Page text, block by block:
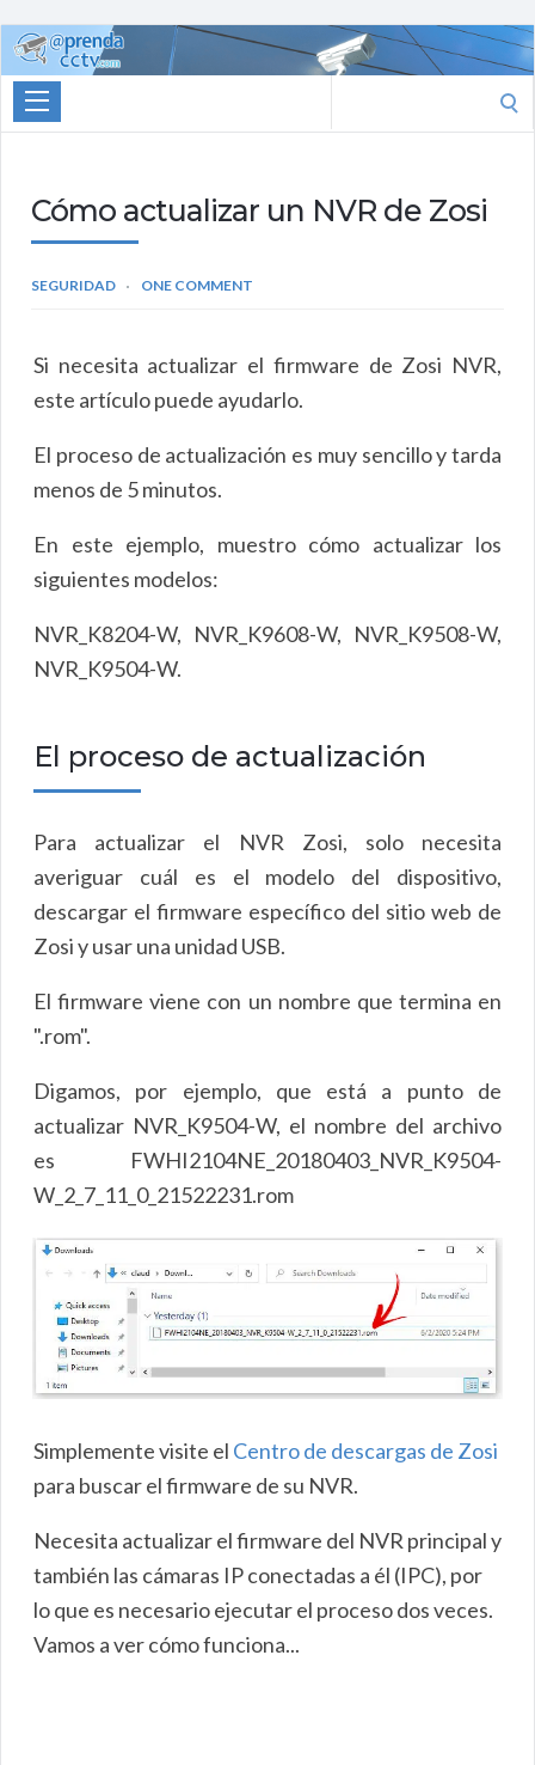
Aprenda
CCTV
for:
Cómo actualizar un NVR de Zosi
SEGURIDAD ONE COMMENT
Si necesita actualizar el firmware de Zosi NVR,
este artículo puede ayudarlo.
El proceso de actualización es muy sencillo y tarda
menos de 5 minutos.
En este ejemplo, muestro cómo actualizar los
siguientes modelos:
NVR_K8204-W, NVR_K9608-W, NVR_K9508-W,
NVR_K9504-W.
El proceso de actualización
Para actualizar el NVR Zosi, solo necesita
averiguar cuál es el modelo del dispositivo,
descargar el firmware específico del sitio web de
Zosi y usar una unidad USB.
El firmware viene con un nombre que termina en
".rom".
Digamos, por ejemplo, que está a punto de
actualizar NVR_K9504-W, el nombre del archivo
es FWHI2104NE_20180403_NVR_K9504-
W_2_7_11_0_21522231.rom
Simplemente visite el Centro de descargas de Zosi
para buscar el firmware de su NVR.
Necesita actualizar el firmware del NVR principal y
también las cámaras IP conectadas a él (IPC), por
lo que es necesario ejecutar el proceso dos veces.
Vamos a ver cómo funciona...